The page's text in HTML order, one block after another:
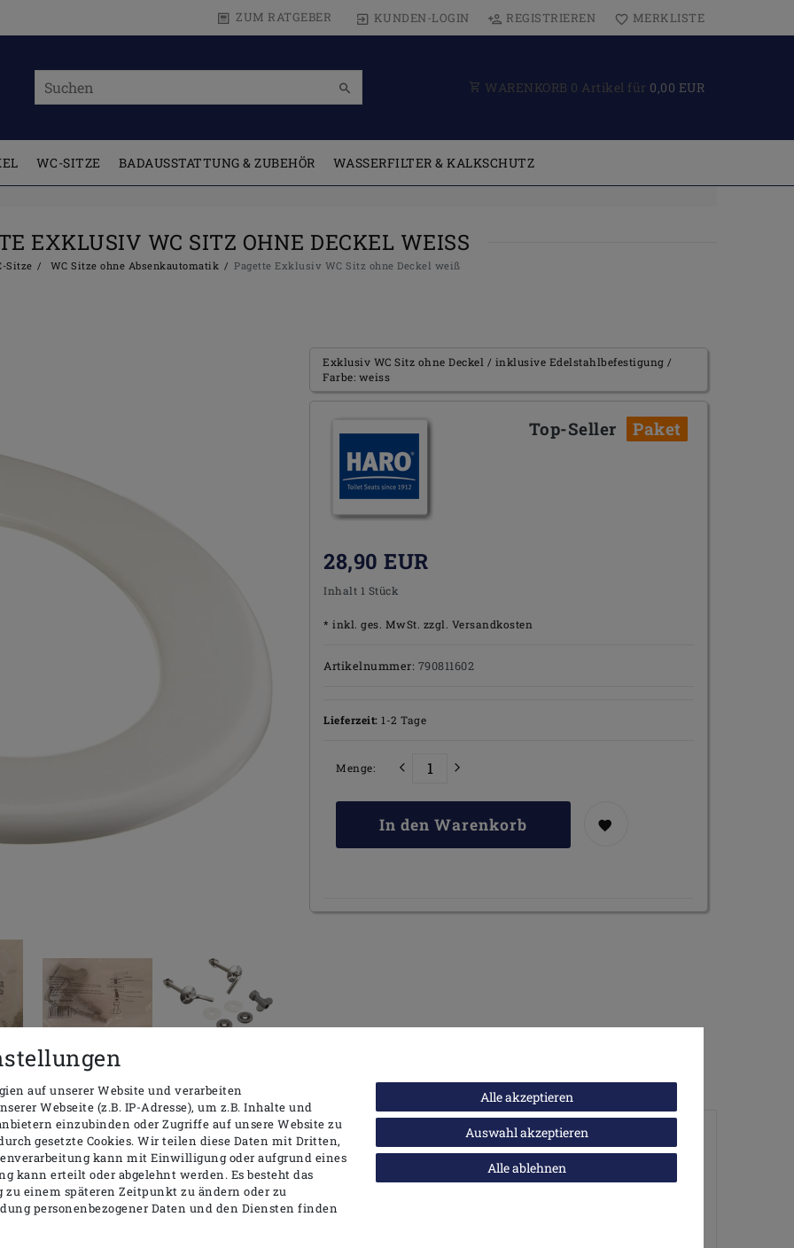
ZUM RATGEBER KUNDEN-LOGIN REGISTRIEREN MERKLISTE
WARENKORB 0 Artikel für 0,00 EUR
WC-SITZE BADAUSSTATTUNG & ZUBEHÖR WASSERFILTER & KALKSCHUTZ
EXKLUSIV WC SITZ OHNE DECKEL WEISS
Sitze WC Sitze ohne Absenkautomatik Pagette Exklusiv WC Sitz ohne Deckel weiß
Exklusiv WC Sitz ohne Deckel / inklusive Edelstahlbefestigung /
Farbe: weiss
Top-Seller Paket
28,90 EUR
Inhalt 1 Stück
* inkl. ges. MwSt. zzgl. Versandkosten
Artikelnummer: 790811602
Lieferzeit: 1-2 Tage
Menge:
In den Warenkorb
Ähnliche Artikel
auf unserer Website und verarbeiten
Webseite (z.B. IP-Adresse), um z.B. Inhalte und
einzubinden oder Zugriffe auf unsere Website zu
gesetzte Cookies. Wir teilen diese Daten mit Dritten,
kann mit Einwilligung oder aufgrund eines
kann erteilt oder abgelehnt werden. Es besteht das
einem späteren Zeitpunkt zu ändern oder zu
personenbezogener Daten und den Diensten finden
Alle akzeptieren
Auswahl akzeptieren
Alle ablehnen